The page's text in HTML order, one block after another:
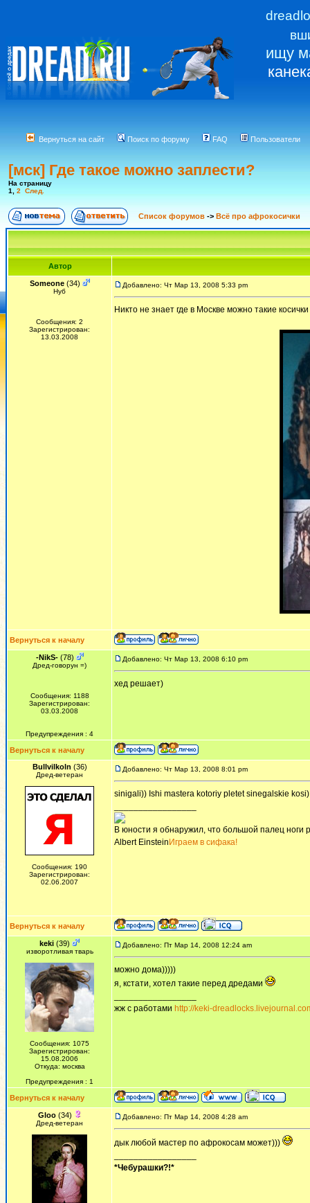
ищу
Вернуться на сайт Поиск по форуму FAQ Пользователи
[мск] Где такое можно заплести?
На страницу
1
2 След.
Список форумов -> Всё про афрокосички
Автор
Someone(34)
Нуб
Сообщения: 2
Зарегистрирован:
13.03.2008
Добавлено: Чт Мар 13, 2008 5:33 pm
Никто не знает где в Москве можно такие
Вернуться к началу
-NikS-(78)
Дред-говорун =)
Сообщения: 1188
Зарегистрирован:
03.03.2008
Предупреждения : 4
Добавлено: Чт Мар 13, 2008 6:10 pm
хед решает)
Вернуться к началу
Bullvilkoln (36)
Дред-ветеран
Сообщения: 190
Зарегистрирован:
02.06.2007
Добавлено: Чт Мар 13, 2008 8:01 pm
sinigali)) Ishi mastera kotoriy pletet sinegalskie kosi)
В юности я обнаружил, что большой палец ноги
Albert Einstein Играем в сифака!
Вернуться к началу
keki (39)
изворотливая тварь
Сообщения: 1075
Зарегистрирован:
15.08.2006
Откуда: москва
Предупреждения : 1
Добавлено: Пт Мар 14, 2008 12:24 am
можно дома)))))
я, кстати, хотел такие перед дредами
жж с работами http://keki-
Вернуться к началу
Gloo(34)
Дред-ветеран
Добавлено: Пт Мар 14, 2008 4:28 am
дык любой мастер по афрокосам может)))
*Чебурашки?!*